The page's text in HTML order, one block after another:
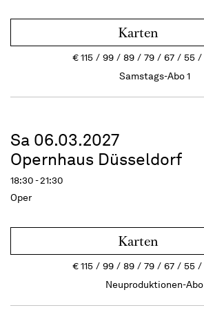
Karten
€115 99 89 79 67 55
Samstags-Abo 1
Sa 06.03.2027
Opernhaus Düsseldorf
18:30 - 21:30
Oper
Karten
€115 99 89 79 67 55
Neuproduktionen-Abo